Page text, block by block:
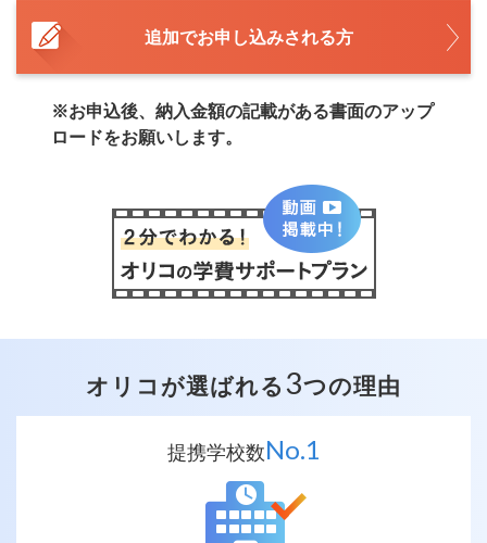
追加でお申し込みされる方
※お申込後、納入金額の記載がある書面のアップ
ロードをお願いします。
オリコが選ばれる 3つの理由
提携学校数No.1